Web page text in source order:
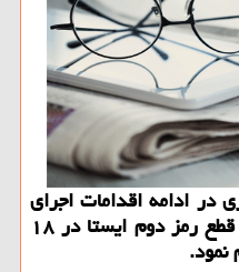
در ادامه اقدامات اجرای
طرح رمز دوم پویا، زمان بندی قطع رمز دوم ایستا در ۱۸
نمود.